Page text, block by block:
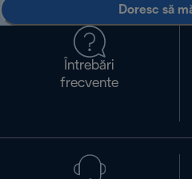
Doresc să
Întrebări
frecvente